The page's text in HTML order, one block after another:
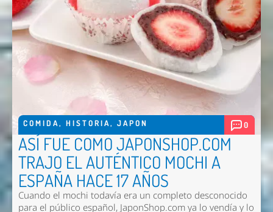
COMIDA, HISTORIA, JAPON 0
ASÍ FUE COMO JAPONSHOP.COM
TRAJO EL AUTÉNTICO MOCHI A
ESPAÑA HACE 17 AÑOS
Cuando el mochi todavía era un completo desconocido
para el público español, JaponShop.com ya lo vendía y lo